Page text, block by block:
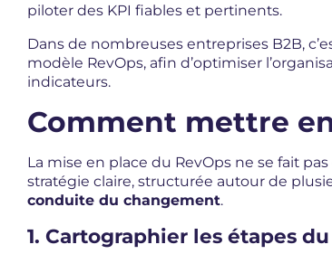
piloter des KPI fiables et pertinents.
Dans de nombreuses entreprises B2B,
modèle RevOps, afin d’optimiser
indicateurs.
Comment mettre
La mise en place du RevOps ne se fait
stratégie claire, structurée autour de
conduite du changement.
1. Cartographier les étapes